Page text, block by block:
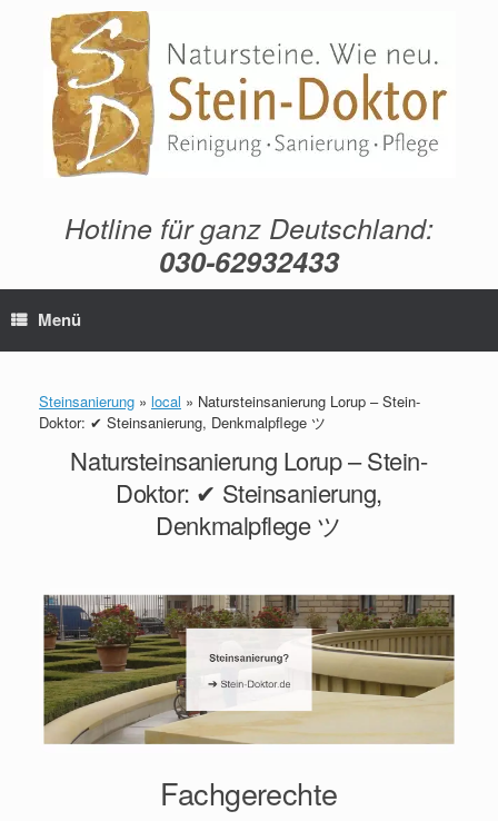
springen
Hotline für ganz Deutschland:
030-62932433
Menü
Steinsanierung » local » Natursteinsanierung Lorup – Stein-
Doktor: ✔ Steinsanierung, Denkmalpflege ツ
Natursteinsanierung Lorup – Stein-
Doktor: ✔ Steinsanierung,
Denkmalpflege ツ
Fachgerechte